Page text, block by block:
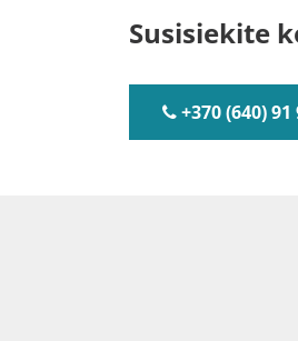
Susisiekite
+370 (640) 91